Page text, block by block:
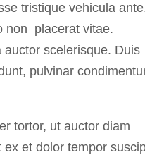
tristique vehicula
non placerat vitae.
scelerisque. Duis
pulvinar
tortor, ut auctor diam
et dolor tempor